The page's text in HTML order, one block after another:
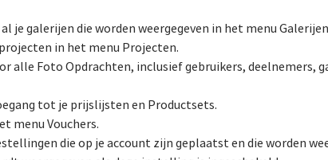
je galerijen die worden weergegeven in het menu
in het menu Projecten.
alle Foto Opdrachten, inclusief gebruikers, deelnemers,
tot je prijslijsten en Productsets.
menu Vouchers.
die op je account zijn geplaatst en die worden